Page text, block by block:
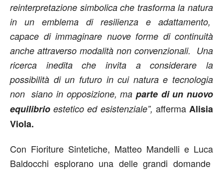
reinterpretazione simbolica che trasforma la natura
in un emblema di resilienza e adattamento,
capace di immaginare nuove forme di continuità
anche attraverso modalità non convenzionali. Una
ricerca inedita che invita a considerare la
possibilità di un futuro in cui natura e tecnologia
non siano in opposizione, ma parte di un nuovo
equilibrioestetico ed esistenziale”, afferma Alisia
Viola.
Con Fioriture Sintetiche, Matteo Mandelli e Luca
Baldocchi esplorano una delle grandi domande